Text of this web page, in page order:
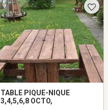
TABLE PIQUE-NIQUE
3,4,5,6,8 OCTO,